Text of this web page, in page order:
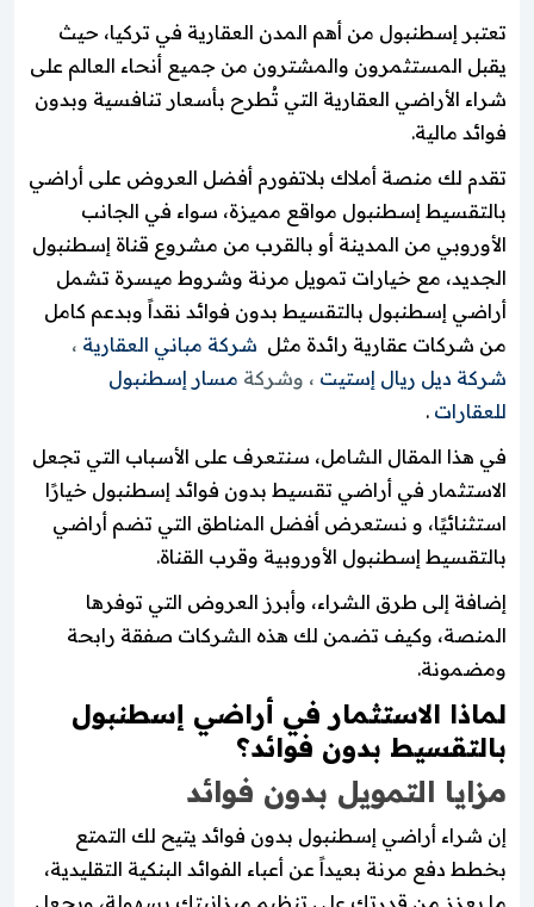
تعتبر إسطنبول من أهم المدن العقارية في تركيا، حيث
يقبل المستثمرون والمشترون من جميع أنحاء العالم على
شراء الأراضي العقارية التي تُطرح بأسعار تنافسية وبدون
فوائد مالية.
تقدم لك منصة أملاك بلاتفورم أفضل العروض على أراضي
بالتقسيط إسطنبول مواقع مميزة، سواء في الجانب
الأوروبي من المدينة أو بالقرب من مشروع قناة إسطنبول
الجديد، مع خيارات تمويل مرنة وشروط ميسرة تشمل
أراضي إسطنبول بالتقسيط بدون فوائد نقداً وبدعم كامل
من شركات عقارية رائدة مثل شركة مباني العقارية ،
شركة ديل ريال إستيت ، وشركة مسار إسطنبول
للعقارات .
في هذا المقال الشامل، سنتعرف على الأسباب التي تجعل
الاستثمار في أراضي تقسيط بدون فوائد إسطنبول خيارًا
استثنائيًا، و نستعرض أفضل المناطق التي تضم أراضي
بالتقسيط إسطنبول الأوروبية وقرب القناة.
إضافة إلى طرق الشراء، وأبرز العروض التي توفرها
المنصة، وكيف تضمن لك هذه الشركات صفقة رابحة
ومضمونة.
لماذا الاستثمار في أراضي إسطنبول
بالتقسيط بدون فوائد؟
مزايا التمويل بدون فوائد
إن شراء أراضي إسطنبول بدون فوائد يتيح لك التمتع
بخطط دفع مرنة بعيداً عن أعباء الفوائد البنكية التقليدية،
ما يعزز من قدرتك على تنظيم ميزانيتك بسهولة، ويجعل